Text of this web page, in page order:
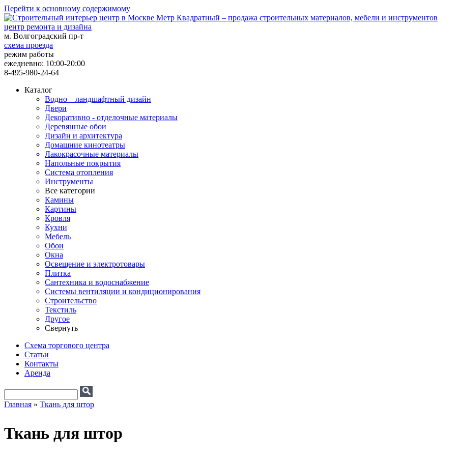
Перейти к основному содержимому
центр ремонта и дизайна
м. Волгоградский пр-т
схема проезда
режим работы
ежедневно: 10:00-20:00
8-495-980-24-64
Каталог
Водно – ландшафтный дизайн
Двери
Декоративно - отделочные материалы
Деревянные обои
Дизайн и архитектура
Домашние кинотеатры
Лакокрасочные материалы
Напольные покрытия
Система отопления
Инструменты
Все категории
Камины
Картины
Кровля
Кухни
Мебель
Обои
Окна
Освещение и электротовары
Плитка
Сантехника и водоснабжение
Системы вентиляции и кондиционирования
Строительство
Текстиль
Другое
Свернуть
Схема торгового центра
Статьи
Контакты
Аренда
Форма поиска
Поиск
Главная » Ткань для штор
Ткань для штор